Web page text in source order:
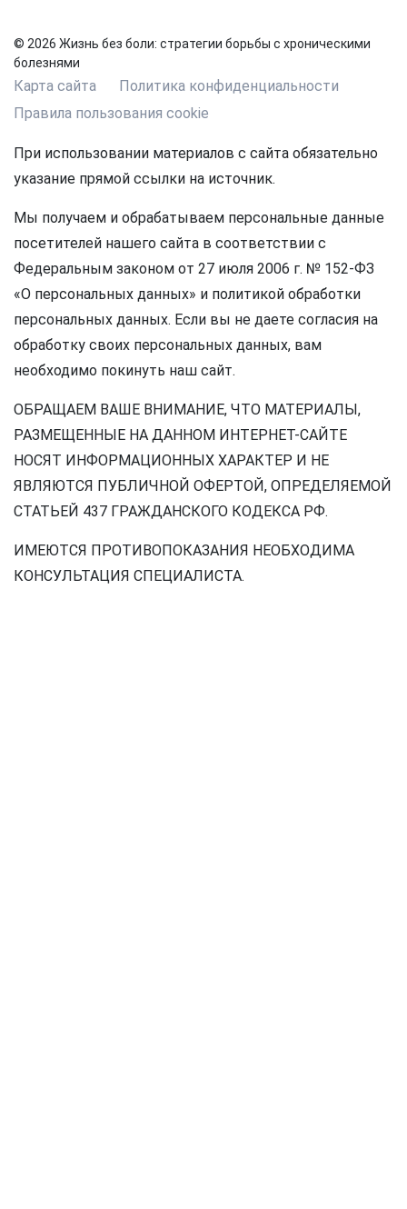
© 2026 Жизнь без боли: стратегии борьбы с хроническими
болезнями
Карта сайта
Политика конфиденциальности
Правила пользования cookie
При использовании материалов с сайта обязательно
указание прямой ссылки на источник.
Мы получаем и обрабатываем персональные данные
посетителей нашего сайта в соответствии с
Федеральным законом от 27 июля 2006 г. № 152-ФЗ
«О персональных данных» и политикой обработки
персональных данных. Если вы не даете согласия на
обработку своих персональных данных, вам
необходимо покинуть наш сайт.
ОБРАЩАЕМ ВАШЕ ВНИМАНИЕ, ЧТО МАТЕРИАЛЫ,
РАЗМЕЩЕННЫЕ НА ДАННОМ ИНТЕРНЕТ-САЙТЕ
НОСЯТ ИНФОРМАЦИОННЫХ ХАРАКТЕР И НЕ
ЯВЛЯЮТСЯ ПУБЛИЧНОЙ ОФЕРТОЙ, ОПРЕДЕЛЯЕМОЙ
СТАТЬЕЙ 437 ГРАЖДАНСКОГО КОДЕКСА РФ.
ИМЕЮТСЯ ПРОТИВОПОКАЗАНИЯ НЕОБХОДИМА
КОНСУЛЬТАЦИЯ СПЕЦИАЛИСТА.